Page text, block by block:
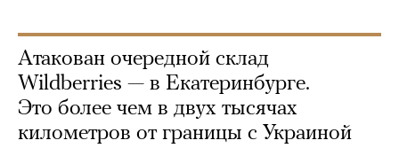
Атакован очередной склад
Wildberries — в Екатеринбурге.
Это более чем в двух тысячах
километров от границы с Украиной